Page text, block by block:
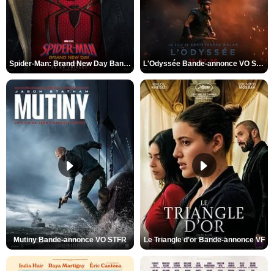
Spider-Man: Brand New Day Bande-annonce VO STFR L'Odyssée Bande-annonce VO STFR
Mutiny Bande-annonce VO STFR Le Triangle d'or Bande-annonce VF